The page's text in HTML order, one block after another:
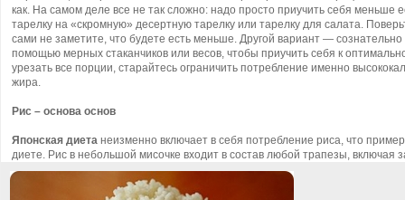
как. На самом деле все не так сложно: надо просто приучить себя меньше
тарелку на «скромную» десертную тарелку или тарелку для салата.
сами не заметите, что будете есть меньше. Другой вариант —
помощью мерных стаканчиков или весов, чтобы приучить себя к
урезать все порции, старайтесь ограничить потребление именно
жира.
Рис – основа основ
Японская диета неизменно включает в себя потребление риса, что
диете. Рис в небольшой мисочке входит в состав любой трапезы, включая